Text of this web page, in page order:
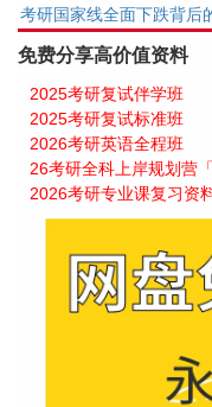
考研国家线全面下跌背后
免费分享高价值资料
2025考研复试伴学班
2025考研复试标准班
2026考研英语全程班
26考研全科上岸规划营「
2026考研专业课复习资